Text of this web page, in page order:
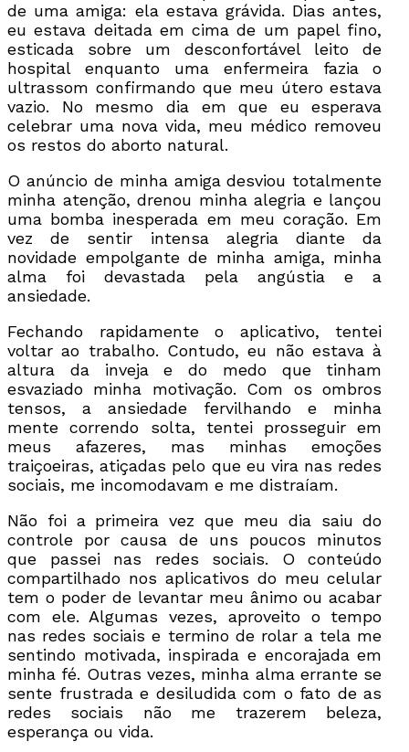
de uma amiga: ela estava grávida. Dias antes,
eu estava deitada em cima de um papel fino,
esticada sobre um desconfortável leito de
hospital enquanto uma enfermeira fazia o
ultrassom confirmando que meu útero estava
vazio. No mesmo dia em que eu esperava
celebrar uma nova vida, meu médico removeu
os restos do aborto natural.
O anúncio de minha amiga desviou totalmente
minha atenção, drenou minha alegria e lançou
uma bomba inesperada em meu coração. Em
vez de sentir intensa alegria diante da
novidade empolgante de minha amiga, minha
alma foi devastada pela angústia e a
ansiedade.
Fechando rapidamente o aplicativo, tentei
voltar ao trabalho. Contudo, eu não estava à
altura da inveja e do medo que tinham
esvaziado minha motivação. Com os ombros
tensos, a ansiedade fervilhando e minha
mente correndo solta, tentei prosseguir em
meus afazeres, mas minhas emoções
traiçoeiras, atiçadas pelo que eu vira nas redes
sociais, me incomodavam e me distraíam.
Não foi a primeira vez que meu dia saiu do
controle por causa de uns poucos minutos
que passei nas redes sociais. O conteúdo
compartilhado nos aplicativos do meu celular
tem o poder de levantar meu ânimo ou acabar
com ele. Algumas vezes, aproveito o tempo
nas redes sociais e termino de rolar a tela me
sentindo motivada, inspirada e encorajada em
minha fé. Outras vezes, minha alma errante se
sente frustrada e desiludida com o fato de as
redes sociais não me trazerem beleza,
esperança ou vida.